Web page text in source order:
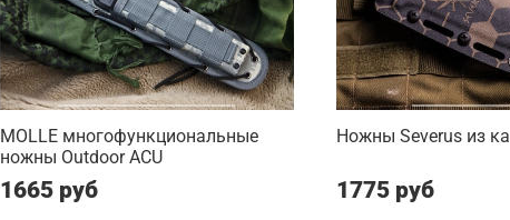
MOLLE многофункциональные
ножны Outdoor ACU
1665 руб
Ножны Severus из
1775 руб